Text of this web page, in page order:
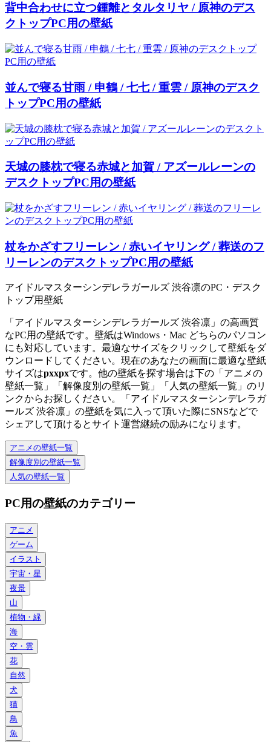
背中合わせに立つ鍾離とタルタリヤ / 原神のデス
クトップPC用の壁紙
並んで寝る甘雨 / 申鶴 / 七七 / 重雲 / 原神のデスク
トップPC用の壁紙
天城の膝枕で寝る赤城と加賀 / アズールレーンの
デスクトップPC用の壁紙
杖をかざすフリーレン / 赤いイヤリング / 葬送のフ
リーレンのデスクトップPC用の壁紙
アイドルマスターシンデレラガールズ 渋谷凛のPC・デスク
トップ用壁紙
「アイドルマスターシンデレラガールズ 渋谷凛」の高画質
なPC用の壁紙です。壁紙はWindows・Mac どちらのパソコン
にも対応しています。最適なサイズをクリックして壁紙をダ
ウンロードしてください。現在のあなたの画面に最適な壁紙
サイズはpxxpxです。他の壁紙を探す場合は下の「アニメの
壁紙一覧」「解像度別の壁紙一覧」「人気の壁紙一覧」のリ
ンクからお探しください。「アイドルマスターシンデレラガ
ールズ 渋谷凛」の壁紙を気に入って頂いた際にSNSなどで
シェアして頂けるとサイト運営継続の励みになります。
アニメの壁紙一覧
解像度別の壁紙一覧
人気の壁紙一覧
PC用の壁紙のカテゴリー
アニメ
ゲーム
イラスト
宇宙・星
夜景
山
植物・緑
海
空・雲
花
自然
犬
猫
鳥
魚